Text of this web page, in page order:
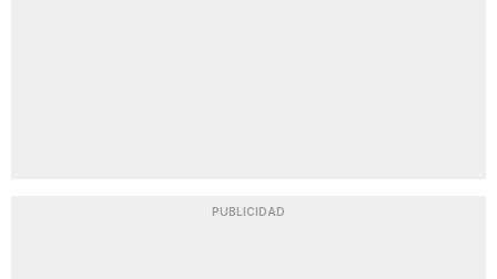
PUBLICIDAD